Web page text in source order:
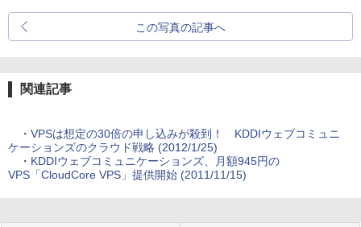
この写真の記事へ
関連記事
・ VPSは想定の30倍の申し込みが殺到！ KDDIウェブコミュニ
ケーションズのクラウド戦略 (2012/1/25)
・ KDDIウェブコミュニケーションズ、月額945円の
VPS「CloudCore VPS」提供開始 (2011/11/15)